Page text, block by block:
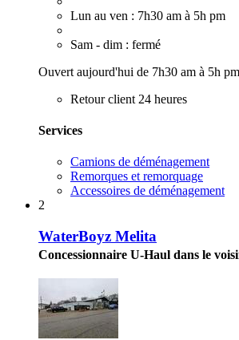
Lun au ven : 7h30 am à 5h pm
Sam - dim : fermé
Ouvert aujourd'hui de 7h30 am à 5h pm
Retour client 24 heures
Services
Camions de déménagement
Remorques et remorquage
Accessoires de déménagement
2
WaterBoyz Melita
Concessionnaire U-Haul dans le